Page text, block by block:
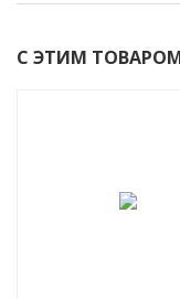
С ЭТИМ